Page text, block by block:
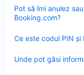
Pot să îmi anulez
Booking.com?
închis
Ce este codul PIN şi
închis
Unde pot găsi
închis